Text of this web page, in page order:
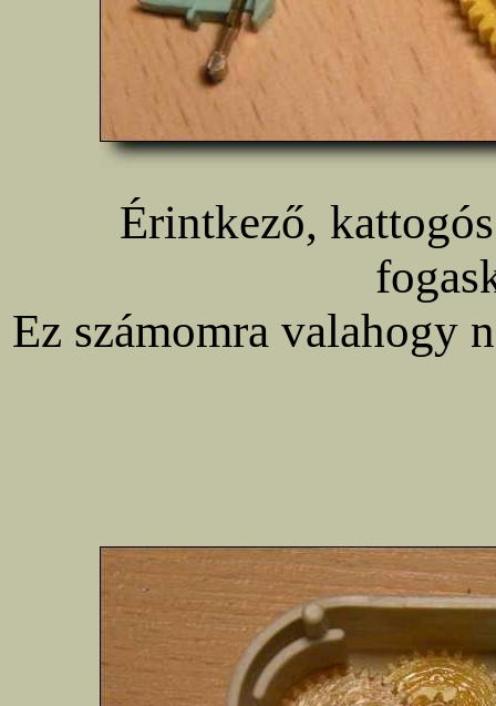
Érintkező,
Ez számomra valahogy